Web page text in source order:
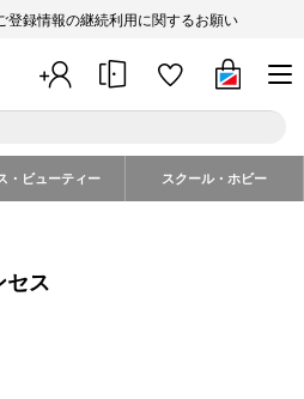
登録情報の継続利用に関するお願い
・ビューティー スクール・ホビー
セス